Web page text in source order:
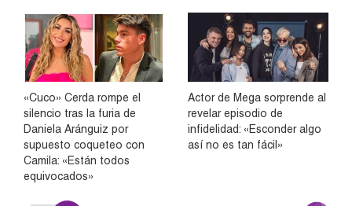
«Cuco» Cerda rompe el
silencio tras la furia de
Daniela Aránguiz por
supuesto coqueteo con
Camila: «Están todos
equivocados»
Actor de Mega sorprende al
revelar episodio de
infidelidad: «Esconder algo
así no es tan fácil»